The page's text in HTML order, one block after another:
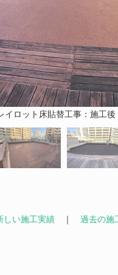
イロット床貼替工事：施工後
しい施工実績 ｜ 過去の施